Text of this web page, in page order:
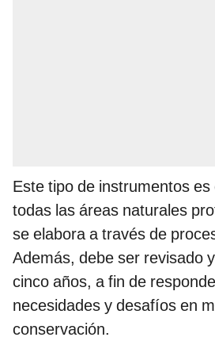
Este tipo de instrumentos
todas las áreas naturales
se elabora a través de
Además, debe ser revisado
cinco años, a fin de
necesidades y desafíos en
conservación.